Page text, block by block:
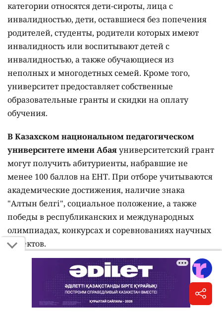
категории относятся дети-сироты, лица с
инвалидностью, дети, оставшиеся без попечения
родителей, студенты, родители которых имеют
инвалидность или воспитывают детей с
инвалидностью, а также обучающиеся из
неполных и многодетных семей. Кроме того,
университет предоставляет собственные
образовательные гранты и скидки на оплату
обучения.
В Казахском национальном педагогическом
университете имени Абаяуниверситетский грант
могут получить абитуриенты, набравшие не
менее 100 баллов на ЕНТ. При отборе учитываются
академические достижения, наличие знака
"Алтын белгі", социальное положение, а также
победы в республиканских и международных
олимпиадах, конкурсах и соревнованиях научных
проектов.
В университете "Туран-Астана"обладателям
знака "Алтын белгі", набравшим более 100 баллов
на ЕНТ, предоставляют ректорский грант на весь
период обучения.